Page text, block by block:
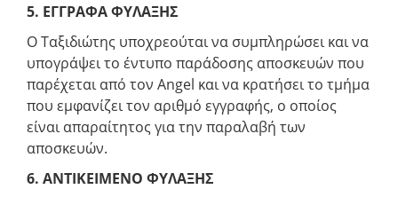
5. ΕΓΓΡΑΦΑ ΦΥΛΑΞΗΣ
Ο Ταξιδιώτης υποχρεούται να συμπληρώσει και να
υπογράψει το έντυπο παράδοσης αποσκευών που
παρέχεται από τον Angel και να κρατήσει το τμήμα
που εμφανίζει τον αριθμό εγγραφής, ο οποίος
είναι απαραίτητος για την παραλαβή των
αποσκευών.
6. ΑΝΤΙΚΕΙΜΕΝΟ ΦΥΛΑΞΗΣ